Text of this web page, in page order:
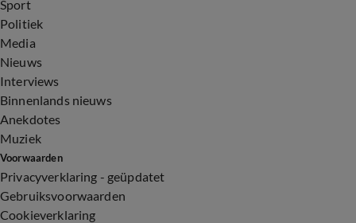
Sport
Politiek
Media
Nieuws
Interviews
Binnenlands nieuws
Anekdotes
Muziek
Voorwaarden
Privacyverklaring - geüpdatet
Gebruiksvoorwaarden
Cookieverklaring